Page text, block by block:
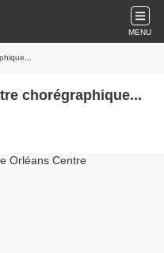
MENU
chorégraphique...